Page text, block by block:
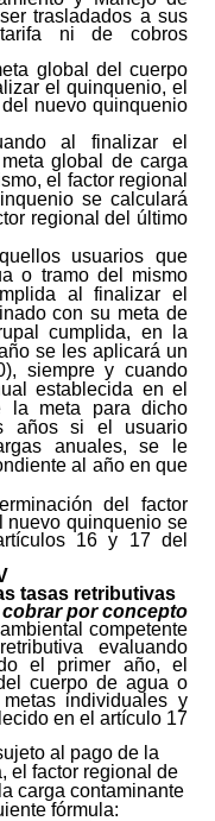
trasladados a sus
ni de cobros
global del cuerpo
el quinquenio, el
nuevo quinquenio
al finalizar el
global de carga
el factor regional
se calculará
regional del último
usuarios que
o tramo del mismo
al finalizar el
con su meta de
cumplida, en la
se les aplicará un
siempre y cuando
establecida en el
la meta para dicho
años si el usuario
anuales, se le
al año en que
del factor
nuevo quinquenio se
16 y 17 del
tasas retributivas
por concepto
competente
evaluando
el primer año, el
cuerpo de agua o
individuales y
en el artículo 17
al pago de la
el factor regional de
carga contaminante
fórmula: